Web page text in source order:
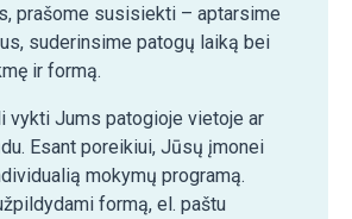
prašome susisiekti – aptarsime
suderinsime patogų laiką bei
ir formą.
vykti Jums patogioje vietoje ar
Esant poreikiui, Jūsų įmonei
mokymų programą.
formą, el. paštu